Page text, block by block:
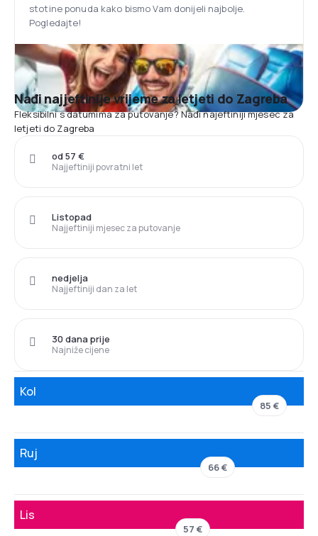
stotine ponuda kako bismo Vam donijeli najbolje.
Pogledajte!
Nađi najjeftinije vrijeme za letjeti do Zagreba
Fleksibilni s datumima za putovanje? Nađi najeftiniji mjesec za
letjeti do Zagreba
Najjeftiniji povratni let
od 57 €
Najjeftiniji mjesec za putovanje
Listopad
Najjeftiniji dan za let
nedjelja
Najniže cijene
30 dana prije
Kol
85 €
Ruj
66 €
Lis
57 €